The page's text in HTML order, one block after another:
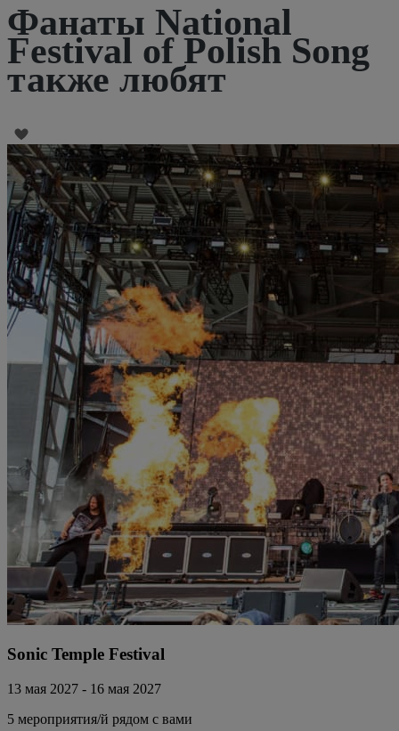
Фанаты National
Festival of Polish Song
также любят
Sonic Temple Festival
13 мая 2027 - 16 мая 2027
5 мероприятия/й рядом с вами